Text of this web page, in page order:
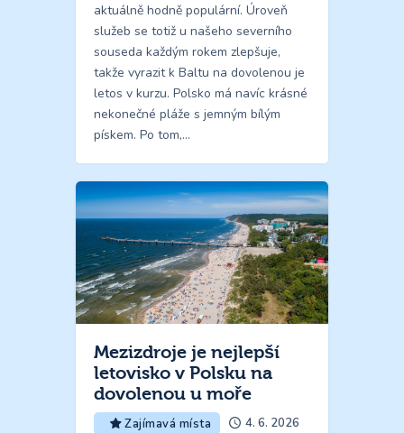
aktuálně hodně populární. Úroveň
služeb se totiž u našeho severního
souseda každým rokem zlepšuje,
takže vyrazit k Baltu na dovolenou je
letos v kurzu. Polsko má navíc krásné
nekonečné pláže s jemným bílým
pískem. Po tom,…
Mezizdroje je nejlepší
letovisko v Polsku na
dovolenou u moře
Zajímavá místa 4. 6. 2026